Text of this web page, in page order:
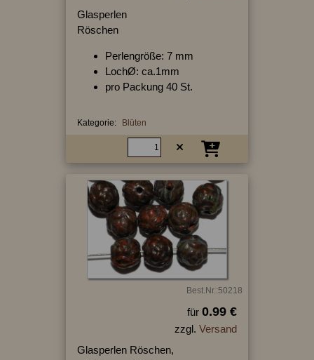
Glasperlen
Röschen
Perlengröße: 7 mm
LochØ: ca.1mm
pro Packung 40 St.
Kategorie: Blüten
Best.Nr.:50218
für 0.99 €
zzgl. Versand
Glasperlen Röschen,